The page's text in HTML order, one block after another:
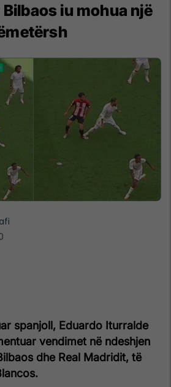
iu mohua një
spanjoll, Eduardo Iturralde
vendimet në ndeshjen
dhe Real Madridit, të